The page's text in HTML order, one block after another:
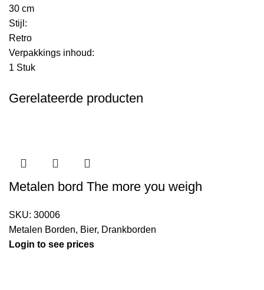
30 cm
Stijl:
Retro
Verpakkings inhoud:
1 Stuk
Gerelateerde producten
Metalen bord The more you weigh
SKU: 30006
Metalen Borden, Bier, Drankborden
Login to see prices